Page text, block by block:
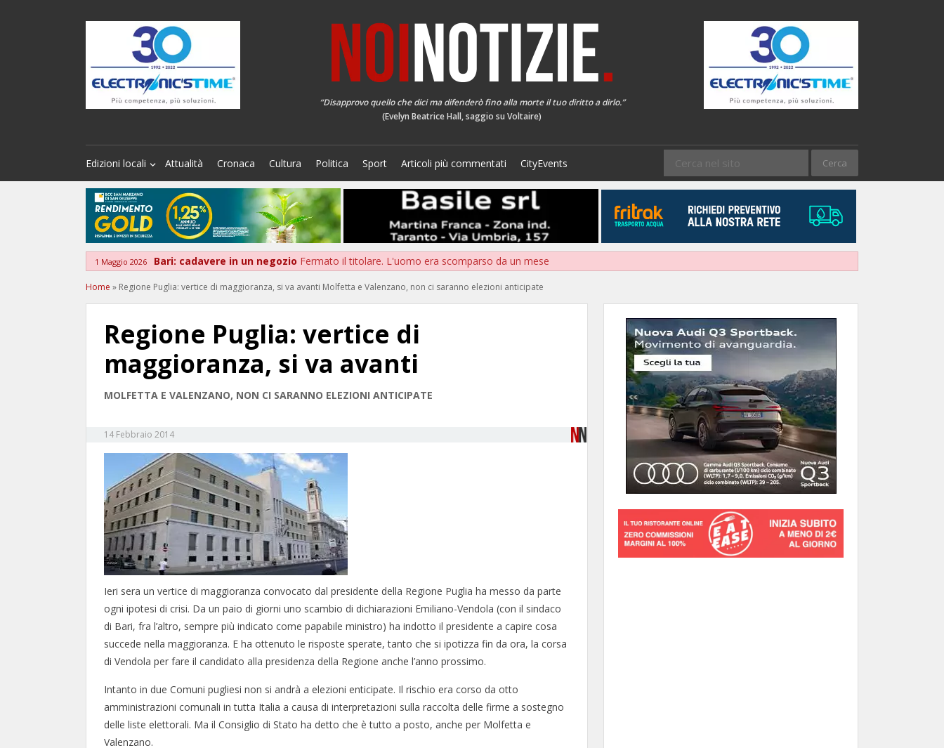
“Disapprovo quello che dici ma difenderò fino alla morte il tuo diritto a dirlo.”
(Evelyn Beatrice Hall, saggio su Voltaire)
Edizioni locali Attualità Cronaca Cultura Politica Sport Articoli più commentati CityEvents
1 Maggio 2026 Bari: cadavere in un negozio Fermato il titolare. L'uomo era scomparso da un mese
Home » Regione Puglia: vertice di maggioranza, si va avanti Molfetta e Valenzano, non ci saranno elezioni anticipate
Regione Puglia: vertice di
maggioranza, si va avanti
MOLFETTA E VALENZANO, NON CI SARANNO ELEZIONI ANTICIPATE
14 Febbraio 2014
Ieri sera un vertice di maggioranza convocato dal presidente della Regione Puglia ha messo da parte
ogni ipotesi di crisi. Da un paio di giorni uno scambio di dichiarazioni Emiliano-Vendola (con il sindaco
di Bari, fra l’altro, sempre più indicato come papabile ministro) ha indotto il presidente a capire cosa
succede nella maggioranza. E ha ottenuto le risposte sperate, tanto che si ipotizza fin da ora, la corsa
di Vendola per fare il candidato alla presidenza della Regione anche l’anno prossimo.
Intanto in due Comuni pugliesi non si andrà a elezioni enticipate. Il rischio era corso da otto
amministrazioni comunali in tutta Italia a causa di interpretazioni sulla raccolta delle firme a sostegno
delle liste elettorali. Ma il Consiglio di Stato ha detto che è tutto a posto, anche per Molfetta e
Valenzano.